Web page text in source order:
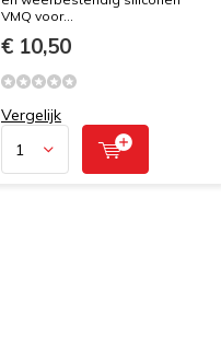
VMQ voor...
€ 10,50
Vergelijk